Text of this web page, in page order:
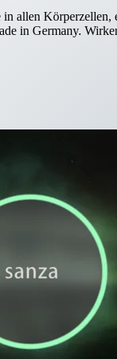
in allen
in Germany.